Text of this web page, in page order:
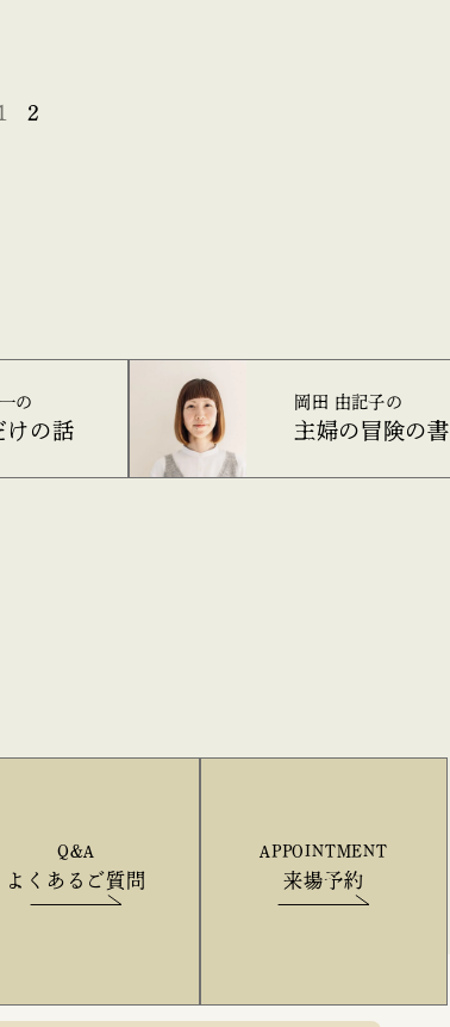
2
の
けの話
岡田 由記子の
主婦の冒険の書
Q&A
よくあるご質問
APPOINTMENT
来場予約